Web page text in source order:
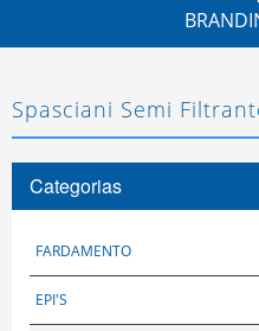
Spasciani Semi
Categorias
FARDAMENTO
EPI'S